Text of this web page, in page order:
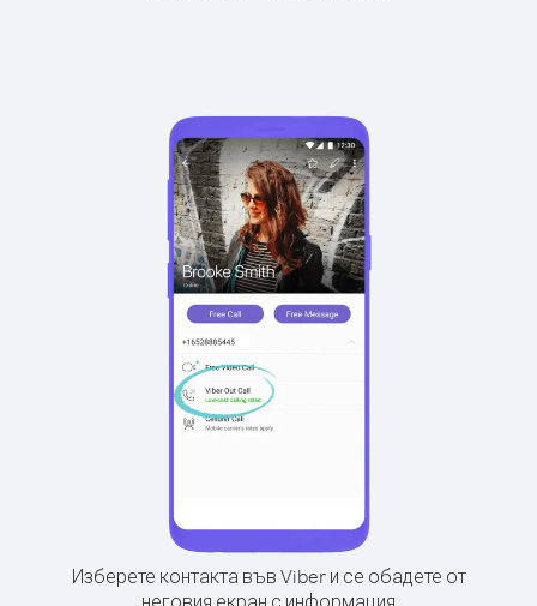
Изберете контакта във Viber и се обадете от
неговия екран с информация